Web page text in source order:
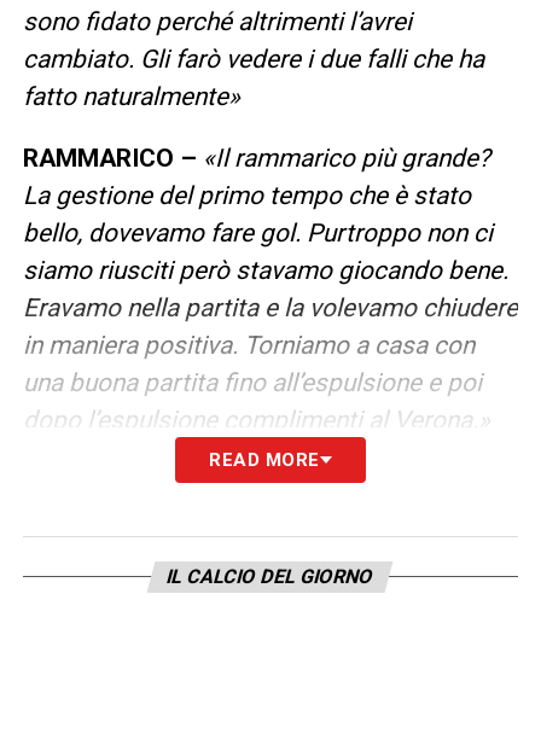
sono fidato perché altrimenti l’avrei
cambiato. Gli farò vedere i due falli che ha
fatto naturalmente»
RAMMARICO – «Il rammarico più grande?
La gestione del primo tempo che è stato
bello, dovevamo fare gol. Purtroppo non ci
siamo riusciti però stavamo giocando bene.
Eravamo nella partita e la volevamo chiudere
in maniera positiva. Torniamo a casa con
una buona partita fino all’espulsione e poi
dopo l’espulsione complimenti al Verona.»
«È stato un peccato sentire i cori
diventato un costume»
READ MORE
IL CALCIO DEL GIORNO